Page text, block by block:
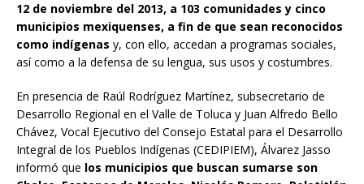
12 de noviembre del 2013, a 103 comunidades y cinco
municipios mexiquenses, a fin de que sean reconocidos
como indígenas y, con ello, accedan a programas sociales,
así como a la defensa de su lengua, sus usos y costumbres.
En presencia de Raúl Rodríguez Martínez, subsecretario de
Desarrollo Regional en el Valle de Toluca y Juan Alfredo Bello
Chávez, Vocal Ejecutivo del Consejo Estatal para el Desarrollo
Integral de los Pueblos Indígenas (CEDIPIEM), Álvarez Jasso
informó que los municipios que buscan sumarse son